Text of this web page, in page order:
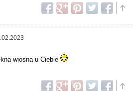
wiosna u Ciebie